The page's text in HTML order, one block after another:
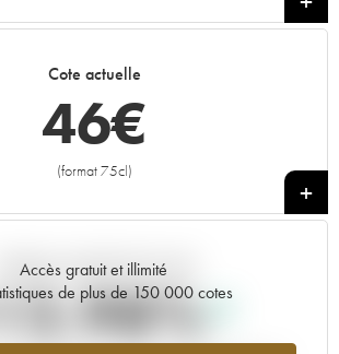
Cote actuelle
46€
(format 75cl)
+
Accès gratuit et illimité
de plus de 150 000 cotes
Tendance actuelle de la cote